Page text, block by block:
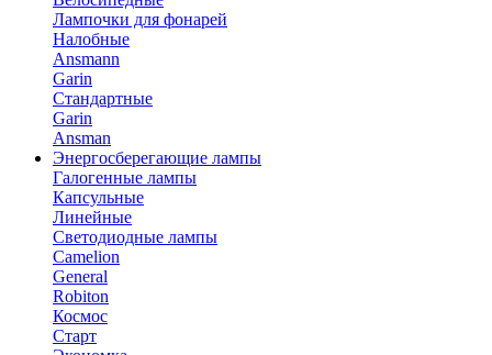
Лампочки для фонарей
Налобные
Ansmann
Garin
Стандартные
Garin
Ansman
Энергосберегающие лампы
Галогенные лампы
Капсульные
Линейные
Светодиодные лампы
Camelion
General
Robiton
Космос
Старт